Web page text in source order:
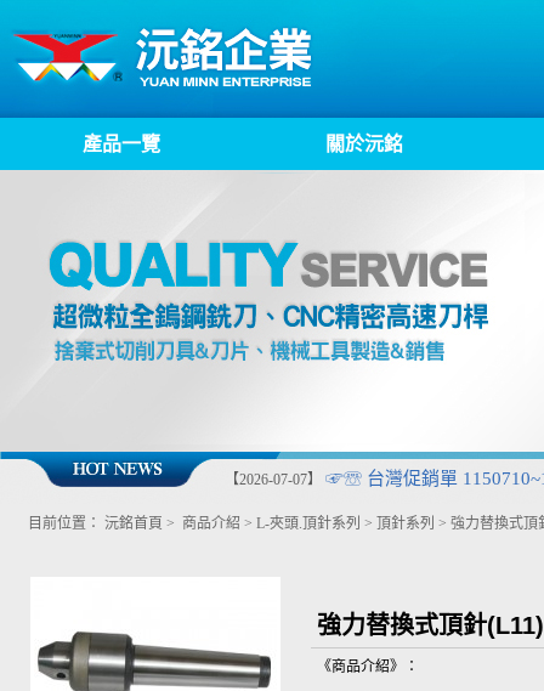
產品一覽 關於沅銘
【2026-07-07】 ☞☏ 台灣促銷單
目前位置： 沅銘首頁 > 商品介紹 > L-夾頭.頂針系列 > 頂針系列 > 強力替換式頂
強力替換式頂針(L11)
《商品介紹》：